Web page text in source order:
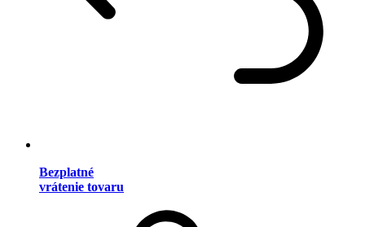
Bezplatné
vrátenie tovaru